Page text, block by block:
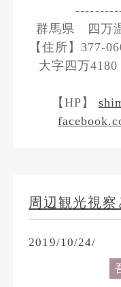
群馬県 四万
【住所】377-
大字四万4180
【HP】
周辺観光視察
2019/10/24/